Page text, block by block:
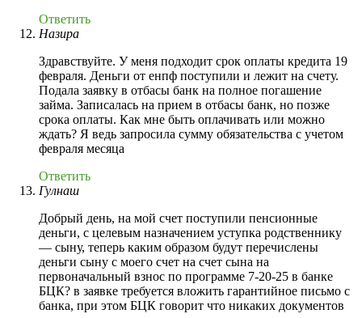
Ответить
Назира
Здравствуйте. У меня подходит срок оплаты кредита 19
февраля. Деньги от енпф поступили и лежит на счету.
Подала заявку в отбасы банк на полное погашение
займа. Записалась на прием в отбасы банк, но позже
срока оплаты. Как мне быть оплачивать или можно
ждать? Я ведь запросила сумму обязательства с учетом
февраля месяца
Ответить
Гулнаш
Добрый день, на мой счет поступили пенсионные
деньги, с целевым назначением уступка родственнику
— сыну, теперь каким образом будут перечислены
деньги сыну с моего счет на счет сына на
первоначальный взнос по программе 7-20-25 в банке
БЦК? в заявке требуется вложить гарантийное письмо с
банка, при этом БЦК говорит что никаких документов